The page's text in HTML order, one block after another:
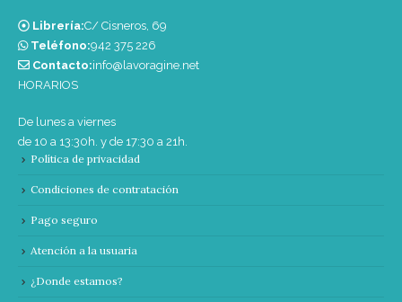
Librería:C/ Cisneros, 69
Teléfono:‭942 375 226‬
Contacto:info@lavoragine.net
HORARIOS
De lunes a viernes
de 10 a 13:30h. y de 17:30 a 21h.
Política de privacidad
Condiciones de contratación
Pago seguro
Atención a la usuaria
¿Donde estamos?